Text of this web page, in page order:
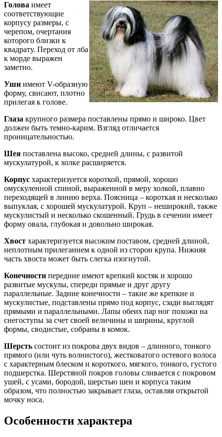
Голова имеет
соответствующие
корпусу размеры, с
черепом, очертания
которого близки к
квадрату. Переход от лба
к морде выражен
заметно.
Уши имеют V-образную
форму, свисают, плотно
прилегая к голове.
Глаза крупного размера поставлены прямо и широко. Цвет
должен быть темно-карим. Взгляд отличается
проницательностью.
Шея поставлена высоко, средней длины, с развитой
мускулатурой, к холке расширяется.
Корпус характеризуется короткой, прямой, хорошо
омускуленной спиной, выраженной в меру холкой, плавно
переходящей в линию верха. Поясница – короткая и несколько
выпуклая, с хорошей мускулатурой. Круп – неширокий, также
мускулистый и несколько скошенный. Грудь в сечении имеет
форму овала, глубокая и довольно широкая.
Хвост характеризуется высоким поставом, средней длиной,
неплотным прилеганием к одной из сторон крупа. Нижняя
часть хвоста может быть слегка изогнутой.
Конечности передние имеют крепкий костяк и хорошо
развитые мускулы, спереди прямые и друг другу
параллельные. Задние конечности – такие же крепкие и
мускулистые, подставлены прямо под корпус, сзади выглядят
прямыми и параллельными. Лапы обеих пар ног похожи на
снегоступы за счет своей величины и ширины, круглой
формы, сводистые, собраны в комок.
Шерсть состоит из покрова двух видов – длинного, тонкого
прямого (или чуть волнистого), жестковатого остевого волоса
с характерным блеском и короткого, мягкого, тонкого, густого
подшерстка. Шерстяной покров головы сливается с покровом
ушей, с усами, бородой, шерстью шеи и корпуса таким
образом, что полностью закрывает глаза, оставляя открытой
мочку носа.
Особенности характера